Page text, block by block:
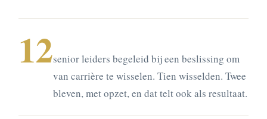
12senior leiders begeleid bij een beslissing om
van carrière te wisselen. Tien wisselden. Twee
bleven, met opzet, en dat telt ook als resultaat.